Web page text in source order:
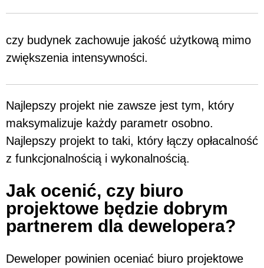
czy budynek zachowuje jakość użytkową mimo
zwiększenia intensywności.
Najlepszy projekt nie zawsze jest tym, który
maksymalizuje każdy parametr osobno.
Najlepszy projekt to taki, który łączy opłacalność
z funkcjonalnością i wykonalnością.
Jak ocenić, czy biuro
projektowe będzie dobrym
partnerem dla dewelopera?
Deweloper powinien oceniać biuro projektowe